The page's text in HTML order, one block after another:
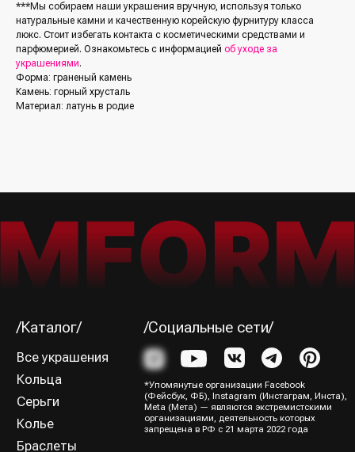
***Мы собираем наши украшения вручную, используя только
натуральные камни и качественную корейскую фурнитуру класса
люкс. Стоит избегать контакта с косметическими средствами и
парфюмерией. Ознакомьтесь с информацией об уходе за
украшениями.
Форма: граненый камень
Камень: горный хрусталь
Материал: латунь в родие
Я ознакомился (-лась) и согласен (-на) с
/Подписка на рассылку/
/Покупателям/
/Способы оплаты/
Все украшения
Доставка и оплата
Кольца
Серьги
*Упомянутые организации Facebook
(Фейсбук, ФБ), Instagram (Инстаграм, Инста),
Meta (Мета) — являются экстремистскими
организациями, деятельность которых
Колье
Браслеты
Аксессуары
Для мужчин
ИНН 781139004429
Подписаться→